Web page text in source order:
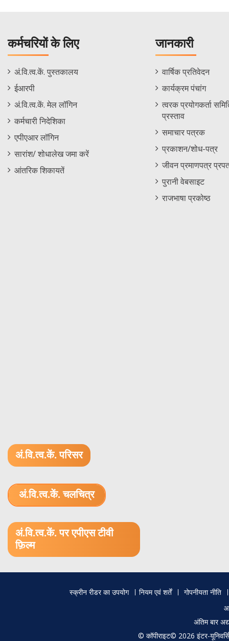
कर्मचरियों के लिए
Staff
Footer
Menu
अं.वि.त्व.कें. पुस्तकालय
ईआरपी
अं.वि.त्व.कें. मेल लॉगिन
कर्मचारी निदेशिका
एपीएआर लॉगिन
सारांश/ शोधालेख जमा करें
आंतरिक शिकायतें
जानकारी
Informations
Menu
वार्षिक प्रतिवेदन
कार्यक्रम पंचांग
त्वरक प्रयोगकर्ता
प्रस्ताव
समाचार पत्रक
प्रकाशन/शोध-पत्र
जीवन प्रमाणपत्र
पुरानी वेबसाइट
राजभाषा प्रकोष्ठ
अं.वि.त्व.कें. परिसर
अं.वि.त्व.कें. चलचित्र
अं.वि.त्व.कें. पर एपीएस टीवी
फ़िल्म
स्क्रीन रीडर का उपयोग नियम एवं शर्तें
गोपनीयता नीति
अंतिम बार
© कॉपीराइट© 2026 इंटर-